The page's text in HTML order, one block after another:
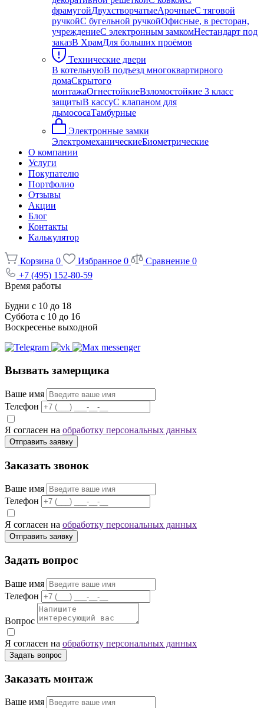
фрамугойДвухстворчатыеАрочныеС тяговой
ручкойС бугельной ручкойОфисные, в ресторан,
учреждениеС электронным замкомНестандарт под
заказВ ХрамДля больших проёмов
Технические двери
В котельнуюВ подъезд многоквартирного
домаСкрытого
монтажаОгнестойкиеВзломостойкие 3 класс
защитыВ кассуС клапаном для
дымососаТамбурные
Электронные замки
ЭлектромеханическиеБиометрические
О компании
Услуги
Покупателю
Портфолио
Отзывы
Акции
Блог
Контакты
Калькулятор
Корзина 0 Избранное 0 Сравнение 0
+7 (495) 152-80-59
Время работы
Будни с 10 до 18
Суббота с 10 до 16
Воскресенье выходной
Вызвать замерщика
Ваше имя
Телефон
Я согласен на обработку персональных данных
Отправить заявку
Заказать звонок
Ваше имя
Телефон
Я согласен на обработку персональных данных
Отправить заявку
Задать вопрос
Ваше имя
Телефон
Вопрос
Я согласен на обработку персональных данных
Задать вопрос
Заказать монтаж
Ваше имя